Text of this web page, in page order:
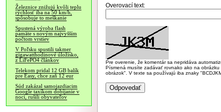
Železnice znižujú kvôli teplu
rýchlosť iba na 50 km/h,
spôsobuje to meškanie
Spustená výroba flash
pamäte s novým najvyšším
počtom vrstiev
V Poľsku spustili takmer
gigawatthodinové úložisko,
z LiFePO4 článkov
Telekom pridal 12 GB balík
pre Easy, chce zaň 12 eur
Súd zakázal samojazdiacim
Google taxíkom dobíjanie v
noci, rušili obyvateľov
Overovací text:
Pre overenie, že komentár sa nepridáva
Písmená musíte zadávať rovnako ako na
obrázok". V texte sa používajú iba znaky